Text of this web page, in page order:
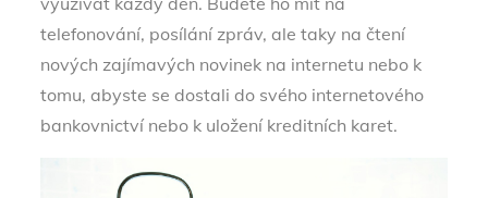
telefonování, posílání zpráv, ale taky na čtení
nových zajímavých novinek na internetu nebo k
tomu, abyste se dostali do svého internetového
bankovnictví nebo k uložení kreditních karet.